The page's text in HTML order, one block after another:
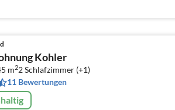
Kohler
m22Schlafzimmer (+1)
11 Bewertungen